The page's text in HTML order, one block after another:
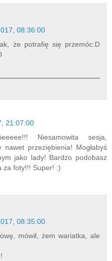
08:36:00
że potrafię się przemóc:D
21:07:00
Niesamowita sesja,
nawet przeziębienia! Mogłabyś
jako lady! Bardzo podobasz
za foty!!! Super! :)
08:35:00
mówił, żem wariatka, ale